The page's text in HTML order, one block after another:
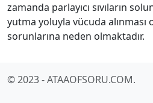
zamanda parlayıcı sıvıların
yutma yoluyla vücuda alınması
sorunlarına neden olmaktadır.
© 2023 - ATAAOFSORU.COM.